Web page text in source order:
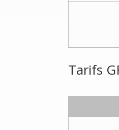
Tarifs